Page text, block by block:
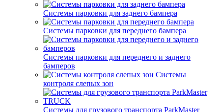
Системы парковки для заднего бампера
Системы парковки для переднего бампера
Системы парковки для переднего и заднего
бамперов
Системы
контроля слепых зон
Системы для грузового транспорта ParkMaster